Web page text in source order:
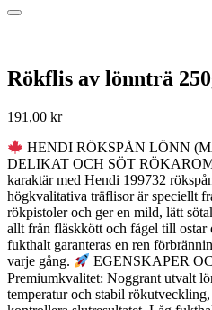
Rökflis av lönnträ
191,00 kr
HENDI RÖKSPÅN LÖNN
DELIKAT OCH SÖT
karaktär med Hendi 199732
högkvalitativa träflisor är speciellt
rökpistoler och ger en mild, lätt
allt från fläskkött och fågel till ostar
fukthalt garanteras en ren
varje gång.
EGENSKAPER
Premiumkvalitet: Noggrant utvalt
temperatur och stabil